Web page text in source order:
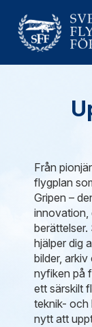
Från
flygplan
Gripen –
innovation,
hjälper dig
bilder,
nyfiken på
ett särskilt
teknik- och
nytt att